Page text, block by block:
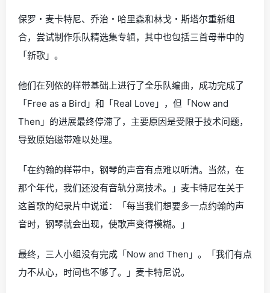
保罗・麦卡特尼、乔治・哈里森和林戈・斯塔尔重新组
合，尝试制作乐队精选集专辑，其中也包括三首母带中的
「新歌」。
他们在列侬的样带基础上进行了全乐队编曲，成功完成了
「Free as a Bird」和「Real Love」，但「Now and
Then」的进展最终停滞了，主要原因是受限于技术问题，
导致原始磁带难以处理。
「在约翰的样带中，钢琴的声音有点难以听清。当然，在
那个年代，我们还没有音轨分离技术。」麦卡特尼在关于
这首歌的纪录片中说道：「每当我们想要多一点约翰的声
音时，钢琴就会出现，使歌声变得模糊。」
最终，三人小组没有完成「Now and Then」。「我们有点
力不从心，时间也不够了。」麦卡特尼说。